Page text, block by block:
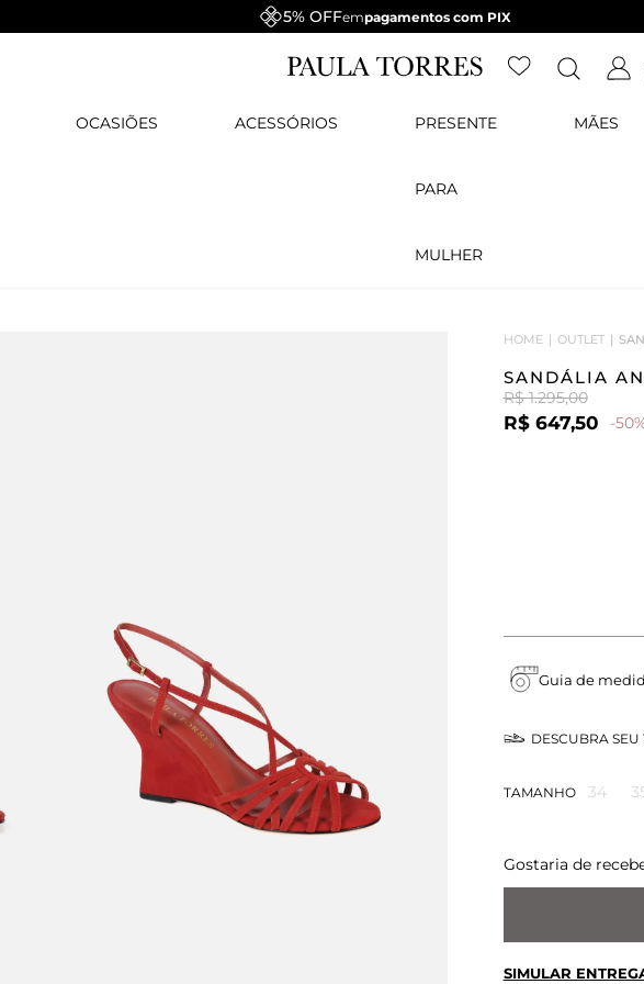
5% OFFempagamentos com PIX
OCASIÕES ACESSÓRIOS PRESENTE
PARA
MULHER
MÃES
HOME OUTLET
SANDÁLIA
R$ 1.295,00
R$ 647,50 -
Guia de
DESCUBRA
TAMANHO 34
Gostaria de
SIMULAR